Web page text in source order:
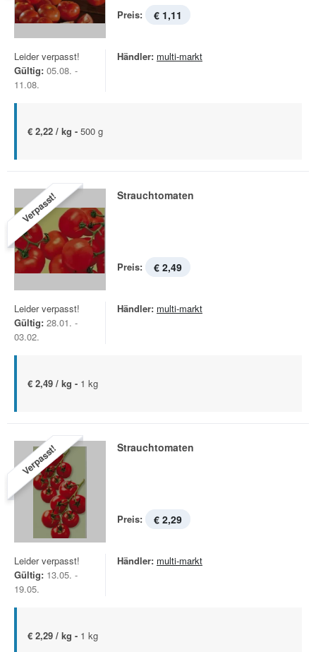
Preis: € 1,11
Leider verpasst!
Gültig: 05.08. -
11.08.
Händler: multi-markt
€ 2,22 / kg - 500 g
Verpasst! Strauchtomaten
Preis: € 2,49
Leider verpasst!
Gültig: 28.01. -
03.02.
Händler: multi-markt
€ 2,49 / kg - 1 kg
Verpasst! Strauchtomaten
Preis: € 2,29
Leider verpasst!
Gültig: 13.05. -
19.05.
Händler: multi-markt
€ 2,29 / kg - 1 kg